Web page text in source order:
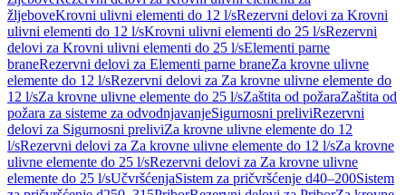
žljeboveKrovni ulivni elementi do 12 l/sRezervni delovi za Krovni
ulivni elementi do 12 l/sKrovni ulivni elementi do 25 l/sRezervni
delovi za Krovni ulivni elementi do 25 l/sElementi parne
braneRezervni delovi za Elementi parne braneZa krovne ulivne
elemente do 12 l/sRezervni delovi za Za krovne ulivne elemente do
12 l/sZa krovne ulivne elemente do 25 l/sZaštita od požaraZaštita od
požara za sisteme za odvodnjavanjeSigurnosni preliviRezervni
delovi za Sigurnosni preliviZa krovne ulivne elemente do 12
l/sRezervni delovi za Za krovne ulivne elemente do 12 l/sZa krovne
ulivne elemente do 25 l/sRezervni delovi za Za krovne ulivne
elemente do 25 l/sUčvršćenjaSistem za pričvršćenje d40–200Sistem